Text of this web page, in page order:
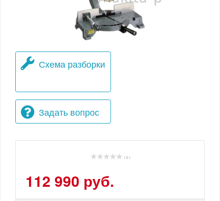
Схема разборки
Задать вопрос
( 0 )
112 990 руб.